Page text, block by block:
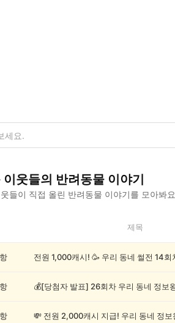
이웃들의 반려동물 이야기
들이 직접 올린 반려동물 이야기를 모아봐요
제목